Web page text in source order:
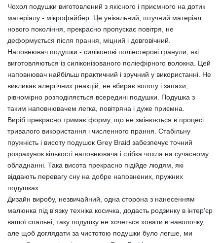
Чохол подушки виготовлений з якісного і приємного на дотик
матеріалу - мікрофайбер. Це унікальний, штучний матеріал
нового покоління, прекрасно пропускає повітря, не
деформується після прання, міцний і довговічний.
Наповнювач подушки - силіконові поліестерові гранули, які
виготовляються із силіконізованого поліефірного волокна. Цей
наповнювач найбільш практичний і зручний у використанні. Не
викликає алергічних реакцій, не вбирає вологу і запахи,
рівномірно розподіляється всередині подушки. Подушка з
таким наповнювачем легка, повітряна і дуже приємна.
Виріб прекрасно тримає форму, що не змінюється в процесі
тривалого використання і численного прання. Стабільну
пружність і висоту подушок Grey Braid забезпечує точний
розрахунок кількості наповнювача і стібка чохла на сучасному
обладнанні. Така висота прекрасно підійде людям, які
віддають перевагу сну на добре наповнених, пружних
подушках.
Дизайн виробу, незвичайний, одна сторона з нанесенням
малюнка під в'язку техніка косичка, додасть родзинку в інтер'єр
вашої спальні, таку подушку не хочеться ховати в наволочку,
але щоб доглядати за чистотою подушки було легше, ми